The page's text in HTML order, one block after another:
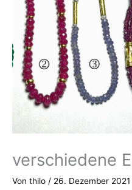
verschiedene
Von thilo / 26. Dezember 2021